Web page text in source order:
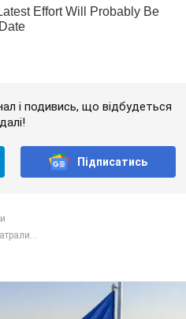
і подивись, що відбудеться
далі!
Підписатись